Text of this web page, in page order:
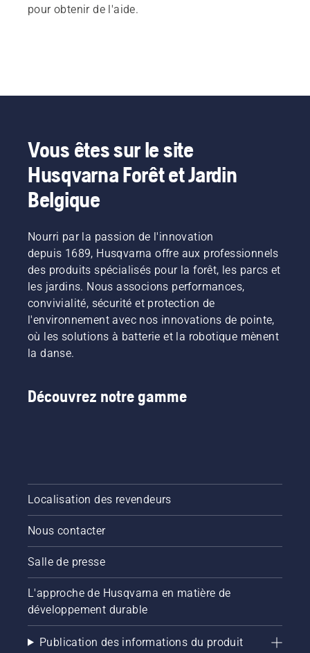
pour obtenir de l'aide.
Vous êtes sur le site
Husqvarna Forêt et Jardin
Belgique
Nourri par la passion de l'innovation
depuis 1689, Husqvarna offre aux professionnels
des produits spécialisés pour la forêt, les parcs et
les jardins. Nous associons performances,
convivialité, sécurité et protection de
l'environnement avec nos innovations de pointe,
où les solutions à batterie et la robotique mènent
la danse.
Découvrez notre gamme
Localisation des revendeurs
Nous contacter
Salle de presse
L'approche de Husqvarna en matière de
développement durable
Publication des informations du produit